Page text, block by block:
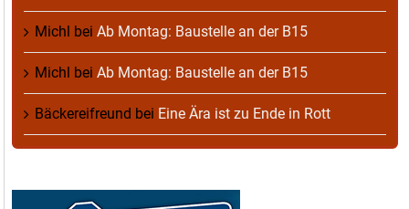
Michl bei Ab Montag: Baustelle an der B15
Michl bei Ab Montag: Baustelle an der B15
Bäckereifreund bei Eine Ära ist zu Ende in Rott